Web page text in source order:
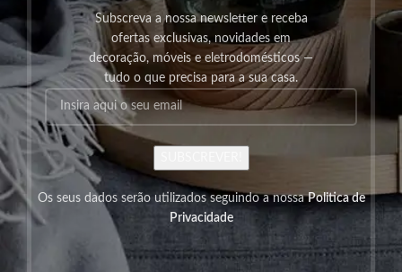
Subscreva a nossa newsletter e receba
ofertas exclusivas, novidades em
decoração, móveis e eletrodomésticos —
tudo o que precisa para a sua casa.
Os seus dados serão utilizados seguindo a nossaPolitica de
Privacidade